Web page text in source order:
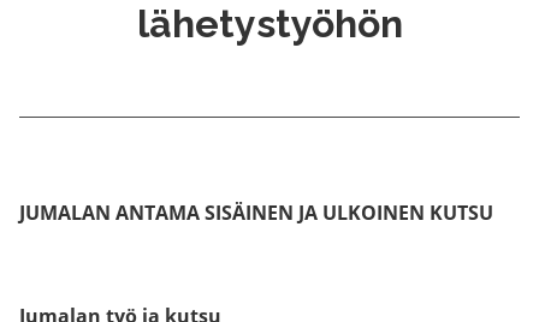
lähetystyöhön
JUMALAN ANTAMA SISÄINEN JA ULKOINEN KUTSU
Jumalan työ ja kutsu